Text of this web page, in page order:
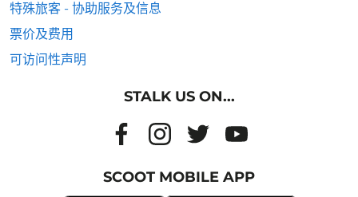
特殊旅客 - 协助服务及信息
票价及费用
可访问性声明
STALK US ON...
SCOOT MOBILE APP